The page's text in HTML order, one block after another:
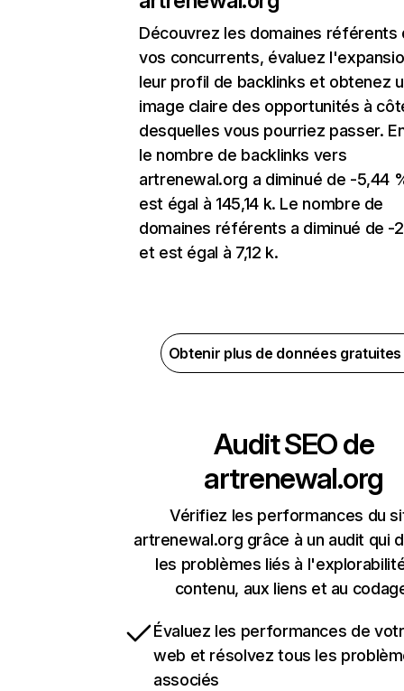
Découvrez les domaines référents
vos concurrents, évaluez
leur profil de backlinks et obtenez
image claire des opportunités à
desquelles vous pourriez passer.
le nombre de backlinks vers
artrenewal.org a diminué de -5,44
est égal à 145,14 k. Le nombre de
domaines référents a diminué de -
et est égal à 7,12 k.
Obtenir plus de données
Audit SEO de
artrenewal.org
Vérifiez les performances du
artrenewal.org grâce à un audit qui
les problèmes liés à
contenu, aux liens et au
Évaluez les performances de
web et résolvez tous les
associés